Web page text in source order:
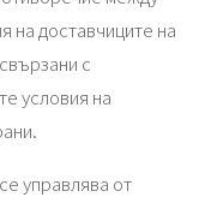
на доставчиците на
с
условия на
управлява от